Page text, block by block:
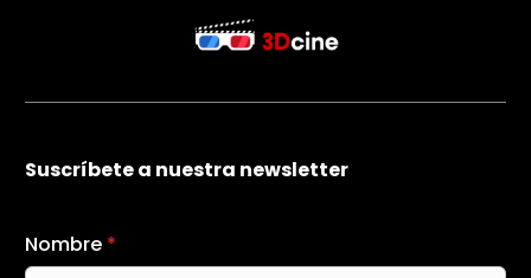
Suscríbete a nuestra newsletter
Nombre *